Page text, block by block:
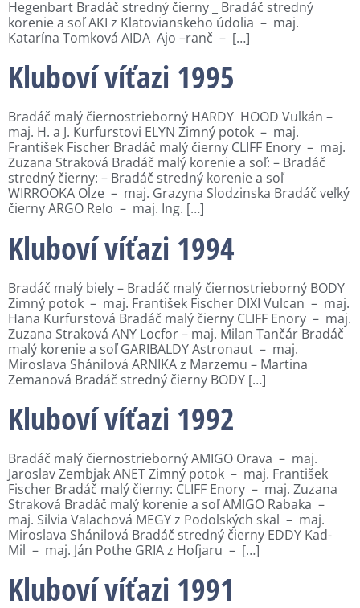
Hegenbart Bradáč stredný čierny _ Bradáč stredný
korenie a soľ AKI z Klatovianskeho údolia – maj.
Katarína Tomková AIDA Ajo –ranč – […]
Kluboví víťazi 1995
Bradáč malý čiernostrieborný HARDY HOOD Vulkán –
maj. H. a J. Kurfurstovi ELYN Zimný potok – maj.
František Fischer Bradáč malý čierny CLIFF Enory – maj.
Zuzana Straková Bradáč malý korenie a soľ: – Bradáč
stredný čierny: – Bradáč stredný korenie a soľ
WIRROOKA Olze – maj. Grazyna Slodzinska Bradáč veľký
čierny ARGO Relo – maj. Ing. […]
Kluboví víťazi 1994
Bradáč malý biely – Bradáč malý čiernostrieborný BODY
Zimný potok – maj. František Fischer DIXI Vulcan – maj.
Hana Kurfurstová Bradáč malý čierny CLIFF Enory – maj.
Zuzana Straková ANY Locfor – maj. Milan Tančár Bradáč
malý korenie a soľ GARIBALDY Astronaut – maj.
Miroslava Shánilová ARNIKA z Marzemu – Martina
Zemanová Bradáč stredný čierny BODY […]
Kluboví víťazi 1992
Bradáč malý čiernostrieborný AMIGO Orava – maj.
Jaroslav Zembjak ANET Zimný potok – maj. František
Fischer Bradáč malý čierny: CLIFF Enory – maj. Zuzana
Straková Bradáč malý korenie a soľ AMIGO Rabaka –
maj. Silvia Valachová MEGY z Podolských skal – maj.
Miroslava Shánilová Bradáč stredný čierny EDDY Kad-
Mil – maj. Ján Pothe GRIA z Hofjaru – […]
Kluboví víťazi 1991